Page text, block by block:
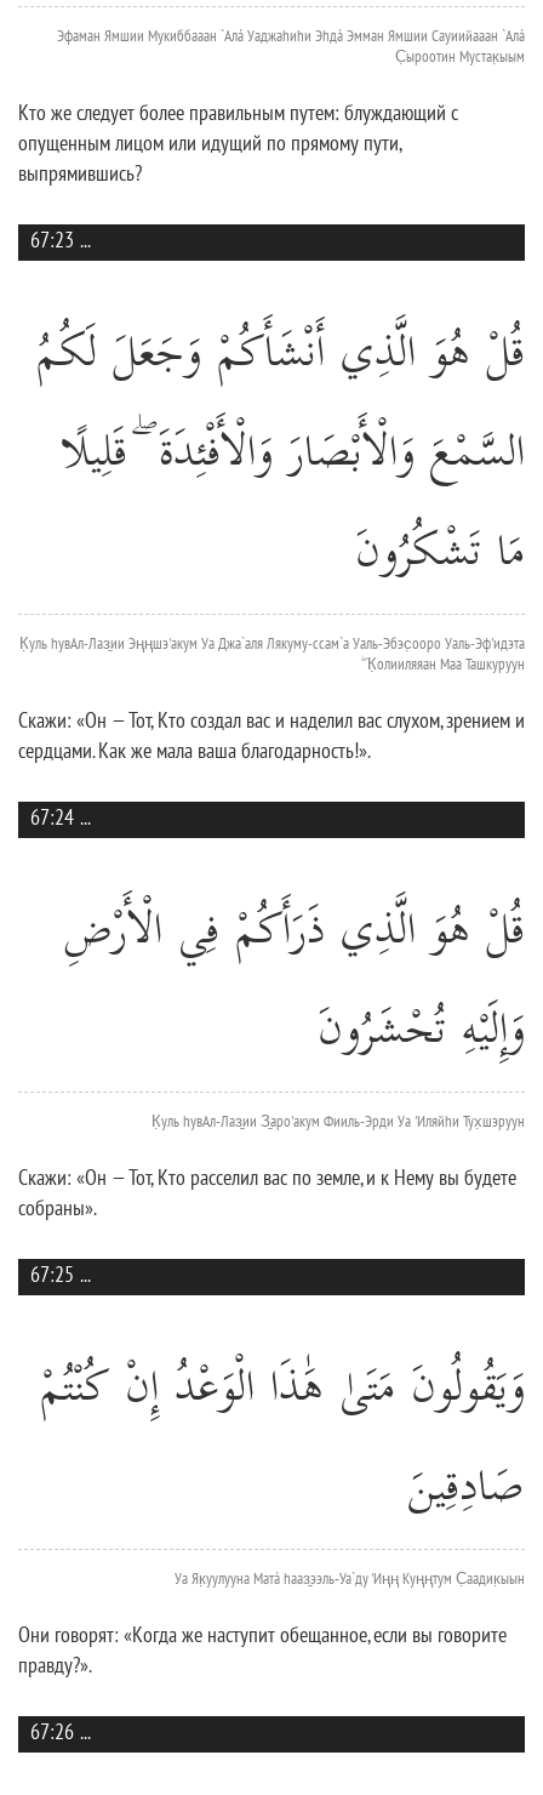
Эфаман Ямшии Мукиббааан `Алá Уаджаhиhи Эhдá Эмман Ямшии Сауиийааан `Алá
С̣ыроотин Мустак̣ыым
Кто же следует более правильным путем: блуждающий с
опущенным лицом или идущий по прямому пути,
выпрямившись?
67:23 ...
قُلْ هُوَ الَّذِي أَنْشَأَكُمْ وَجَعَلَ لَكُمُ
السَّمْعَ وَالْأَبْصَارَ وَالْأَفْئِدَةَ ۖ قَلِيلًا
مَا تَشْكُرُونَ
К̣уль hувАл-Лаз̱ии Эңңшэ'акум Уа Джа`аля Лякуму-ссам`а Уаль-Эбэс̣ооро Уаль-Эф'идэта
ۖ К̣олииляяан Маа Ташкуруун
Скажи: «Он — Тот, Кто создал вас и наделил вас слухом, зрением и
сердцами. Как же мала ваша благодарность!».
67:24 ...
قُلْ هُوَ الَّذِي ذَرَأَكُمْ فِي الْأَرْضِ
وَإِلَيْهِ تُحْشَرُونَ
К̣уль hувАл-Лаз̱ии З̱аро'акум Фииль-Эрди Уа 'Иляйhи Тух̣шэруун
Скажи: «Он — Тот, Кто расселил вас по земле, и к Нему вы будете
собраны».
67:25 ...
وَيَقُولُونَ مَتَىٰ هَٰذَا الْوَعْدُ إِنْ كُنْتُمْ
صَادِقِينَ
Уа Як̣уулууна Матá hааз̱ээль-Уа`ду 'Иңң Куңңтум С̣аадик̣ыын
Они говорят: «Когда же наступит обещанное, если вы говорите
правду?».
67:26 ...